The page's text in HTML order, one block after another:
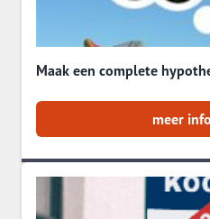
Maak een complete
meer